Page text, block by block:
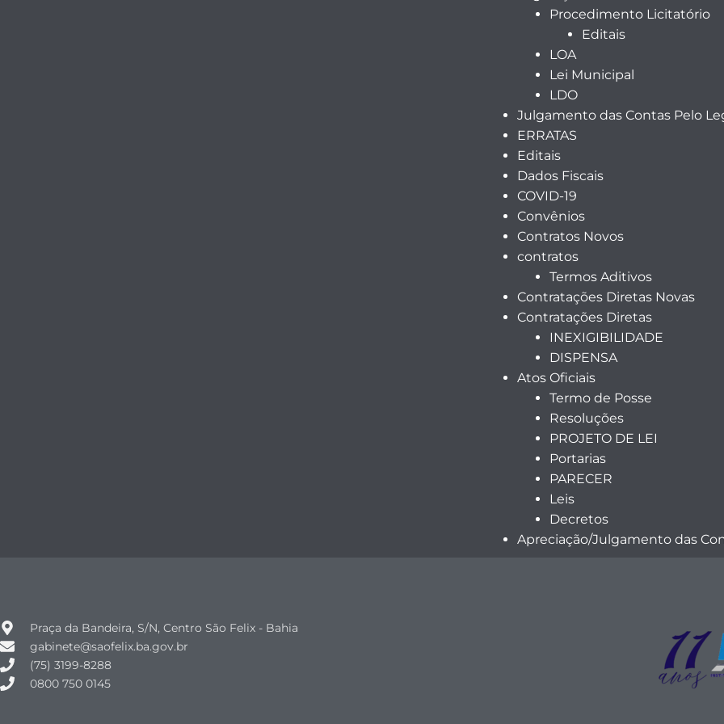
Procedimento Licitatório
Editais
LOA
Lei Municipal
LDO
Julgamento das Contas Pelo
ERRATAS
Editais
Dados Fiscais
COVID-19
Convênios
Contratos Novos
contratos
Termos Aditivos
Contratações Diretas Novas
Contratações Diretas
INEXIGIBILIDADE
DISPENSA
Atos Oficiais
Termo de Posse
Resoluções
PROJETO DE LEI
Portarias
PARECER
Leis
Decretos
Apreciação/Julgamento das
Praça da Bandeira, S/N, Centro São Felix - Bahia
gabinete@saofelix.ba.gov.br
(75) 3199-8288
0800 750 0145